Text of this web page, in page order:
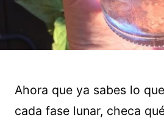
Ahora que ya sabes lo
cada fase lunar, checa